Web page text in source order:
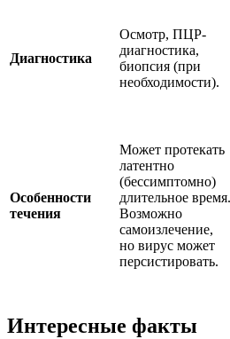
Диагностика
Осмотр, ПЦР-
диагностика,
биопсия (при
необходимости).
Особенности
течения
Может протекать
латентно
(бессимптомно)
длительное время.
Возможно
самоизлечение,
но вирус может
персистировать.
Интересные факты